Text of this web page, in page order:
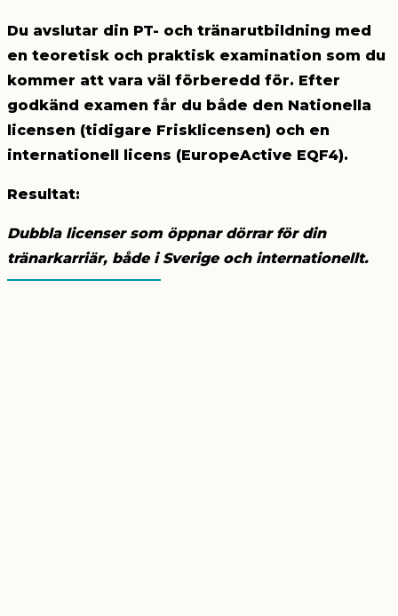
Du avslutar din PT- och tränarutbildning med
en teoretisk och praktisk examination som du
kommer att vara väl förberedd för. Efter
godkänd examen får du både den Nationella
licensen (tidigare Frisklicensen) och en
internationell licens (EuropeActive EQF4).
Resultat:
Dubbla licenser som öppnar dörrar för din
tränarkarriär, både i Sverige och internationellt.